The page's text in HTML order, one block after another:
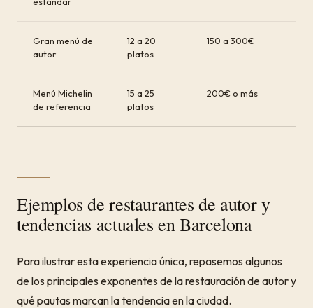
Gran menú de
autor
12 a 20
platos
150 a 300€
Menú Michelin
de referencia
15 a 25
platos
200€ o más
Ejemplos de restaurantes de autor y
tendencias actuales en Barcelona
Para ilustrar esta experiencia única, repasemos algunos
de los principales exponentes de la restauración de autor y
qué pautas marcan la tendencia en la ciudad.